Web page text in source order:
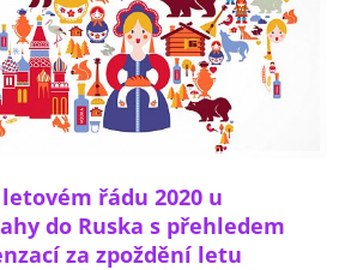
řádu 2020 u
do Ruska s přehledem
za zpoždění letu